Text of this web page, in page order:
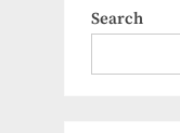
Search